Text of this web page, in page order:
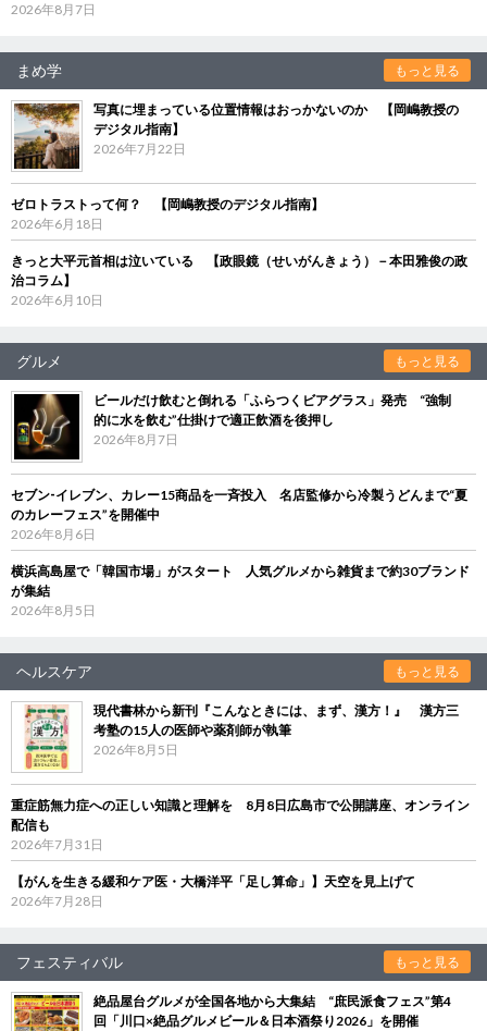
2026年8月7日
まめ学 もっと見る
写真に埋まっている位置情報はおっかないのか 【岡嶋教授の
デジタル指南】
2026年7月22日
ゼロトラストって何？ 【岡嶋教授のデジタル指南】
2026年6月18日
きっと大平元首相は泣いている 【政眼鏡（せいがんきょう）－本田雅俊の政
治コラム】
2026年6月10日
グルメ もっと見る
ビールだけ飲むと倒れる「ふらつくビアグラス」発売 “強制
的に水を飲む”仕掛けで適正飲酒を後押し
2026年8月7日
セブン‐イレブン、カレー15商品を一斉投入 名店監修から冷製うどんまで“夏
のカレーフェス”を開催中
2026年8月6日
横浜高島屋で「韓国市場」がスタート 人気グルメから雑貨まで約30ブランド
が集結
2026年8月5日
ヘルスケア もっと見る
現代書林から新刊『こんなときには、まず、漢方！』 漢方三
考塾の15人の医師や薬剤師が執筆
2026年8月5日
重症筋無力症への正しい知識と理解を 8月8日広島市で公開講座、オンライン
配信も
2026年7月31日
【がんを生きる緩和ケア医・大橋洋平「足し算命」】天空を見上げて
2026年7月28日
フェスティバル もっと見る
絶品屋台グルメが全国各地から大集結 “庶民派食フェス”第4
回「川口×絶品グルメビール＆日本酒祭り2026」を開催